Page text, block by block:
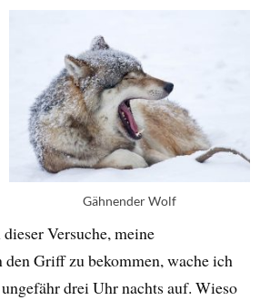
Gähnender Wolf
Versuche, meine
Griff zu bekommen, wache ich
drei Uhr nachts auf. Wieso